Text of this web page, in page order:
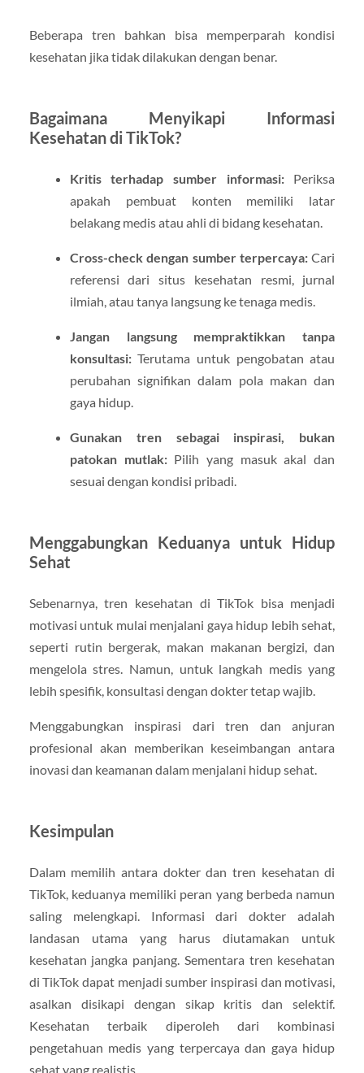
Beberapa tren bahkan bisa memperparah kondisi
kesehatan jika tidak dilakukan dengan benar.
Bagaimana Menyikapi Informasi
Kesehatan di TikTok?
Kritis terhadap sumber informasi:Periksa
apakah pembuat konten memiliki latar
belakang medis atau ahli di bidang kesehatan.
Cross-check dengan sumber terpercaya:Cari
referensi dari situs kesehatan resmi, jurnal
ilmiah, atau tanya langsung ke tenaga medis.
Jangan langsung mempraktikkan tanpa
konsultasi:Terutama untuk pengobatan atau
perubahan signifikan dalam pola makan dan
gaya hidup.
Gunakan tren sebagai inspirasi, bukan
patokan mutlak:Pilih yang masuk akal dan
sesuai dengan kondisi pribadi.
Menggabungkan Keduanya untuk Hidup
Sehat
Sebenarnya, tren kesehatan di TikTok bisa menjadi
motivasi untuk mulai menjalani gaya hidup lebih sehat,
seperti rutin bergerak, makan makanan bergizi, dan
mengelola stres. Namun, untuk langkah medis yang
lebih spesifik, konsultasi dengan dokter tetap wajib.
Menggabungkan inspirasi dari tren dan anjuran
profesional akan memberikan keseimbangan antara
inovasi dan keamanan dalam menjalani hidup sehat.
Kesimpulan
Dalam memilih antara dokter dan tren kesehatan di
TikTok, keduanya memiliki peran yang berbeda namun
saling melengkapi. Informasi dari dokter adalah
landasan utama yang harus diutamakan untuk
kesehatan jangka panjang. Sementara tren kesehatan
di TikTok dapat menjadi sumber inspirasi dan motivasi,
asalkan disikapi dengan sikap kritis dan selektif.
Kesehatan terbaik diperoleh dari kombinasi
pengetahuan medis yang terpercaya dan gaya hidup
sehat yang realistis.